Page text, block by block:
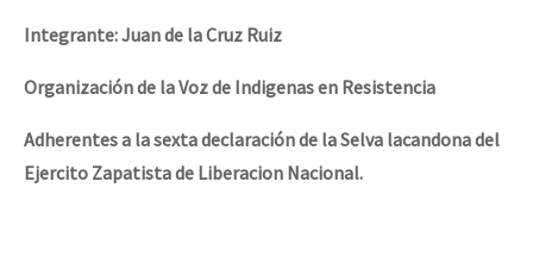
Integrante: Juan de la Cruz Ruiz
Organización de la Voz de Indigenas en Resistencia
Adherentes a la sexta declaración de la Selva lacandona del
Ejercito Zapatista de Liberacion Nacional.